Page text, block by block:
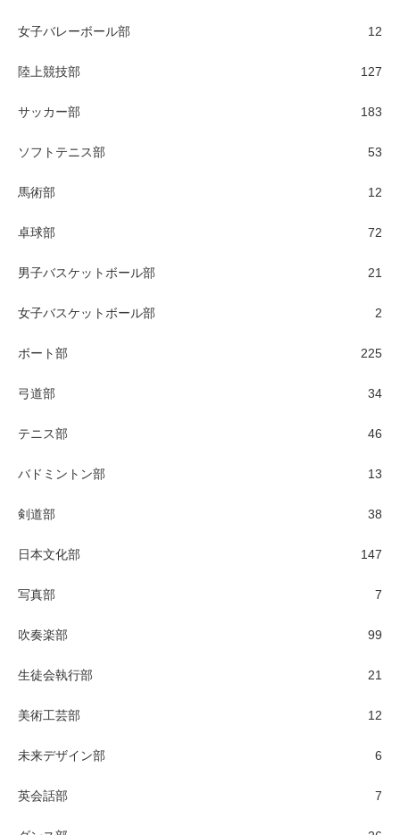
女子バレーボール部 12
陸上競技部 127
サッカー部 183
ソフトテニス部 53
馬術部 12
卓球部 72
男子バスケットボール部 21
女子バスケットボール部 2
ボート部 225
弓道部 34
テニス部 46
バドミントン部 13
剣道部 38
日本文化部 147
写真部 7
吹奏楽部 99
生徒会執行部 21
美術工芸部 12
未来デザイン部 6
英会話部 7